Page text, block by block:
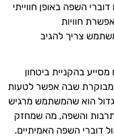
השפה באופן חווייתי
חוויות
צריך להגיב
בהקניית ביטחון
מבוקרת שבה אפשר לטעות
הוא שהמשתמש מרגיש
והשפה, מה שמחזק
דוברי השפה האמיתיים.